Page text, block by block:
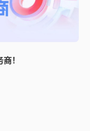
！